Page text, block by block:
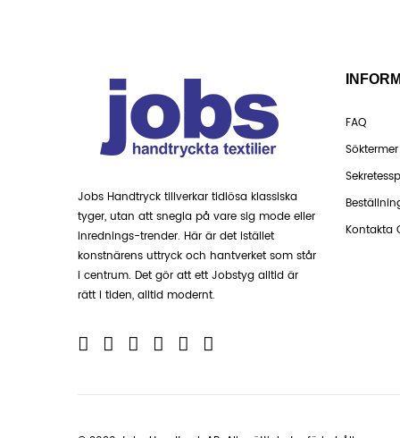
Jobs Handtryck tillverkar tidlösa klassiska
tyger, utan att snegla på vare sig mode eller
inrednings-trender. Här är det istället
konstnärens uttryck och hantverket som står
i centrum. Det gör att ett Jobstyg alltid är
rätt i tiden, alltid modernt.
FAQ
Söktermer
Kontakta